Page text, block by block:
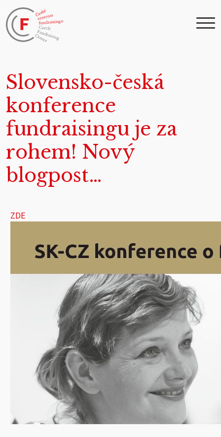
Slovensko-česká
konference
fundraisingu je za
rohem! Nový
blogpost…
ZDE